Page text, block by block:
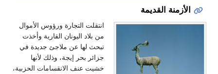
الأزمنة القديمة
انتقلت التجارة ورؤوس الأموال
من بلاد اليونان القارية وأخذت
تبحث لها عن ملاجئ جديدة في
جزائر بحر إيجة، وذلك لأنها
خشيت عنف الانقسامات الحزبية،